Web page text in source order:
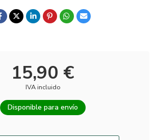
15,90 €
IVA incluido
Disponible para envío